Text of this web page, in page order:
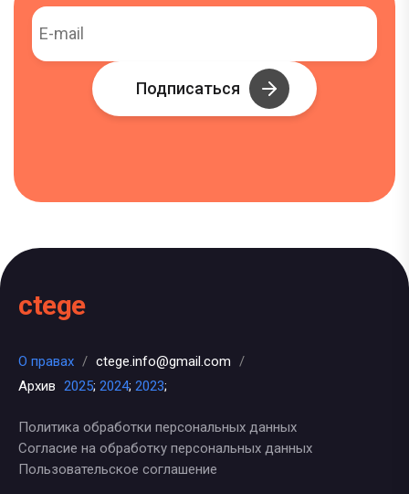
Подписаться
ctege
О правах / ctege.info@gmail.com /
Архив 2025; 2024; 2023;
Политика обработки персональных данных
Согласие на обработку персональных данных
Пользовательское соглашение